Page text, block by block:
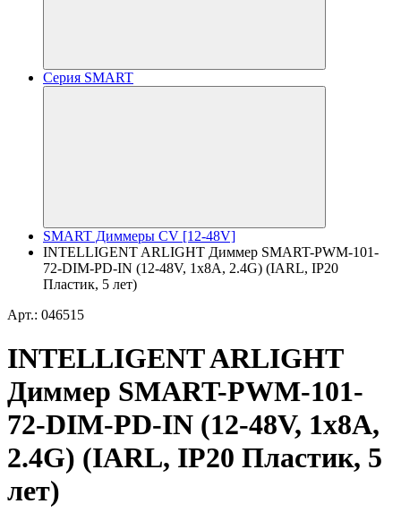
Серия SMART
SMART Диммеры CV [12-48V]
INTELLIGENT ARLIGHT Диммер SMART-PWM-101-
72-DIM-PD-IN (12-48V, 1x8A, 2.4G) (IARL, IP20
Пластик, 5 лет)
Арт.: 046515
INTELLIGENT ARLIGHT
Диммер SMART-PWM-101-
72-DIM-PD-IN (12-48V, 1x8A,
2.4G) (IARL, IP20 Пластик, 5
лет)